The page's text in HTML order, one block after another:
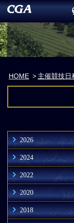
HOME 主催競技日
2026
2024
2022
2020
2018